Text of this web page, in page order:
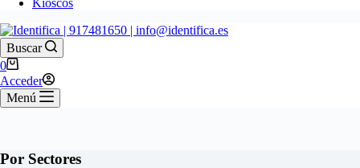
Kioscos
Buscar
Carro
de
compra
0
Acceder
Menú
Por Sectores